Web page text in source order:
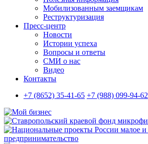
Мобилизованным заемщикам
Реструктуризация
Пресс-центр
Новости
Истории успеха
Вопросы и ответы
СМИ о нас
Видео
Контакты
+7 (8652) 35-41-65 +7 (988) 099-94-62